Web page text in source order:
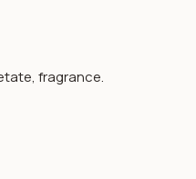
fragrance.